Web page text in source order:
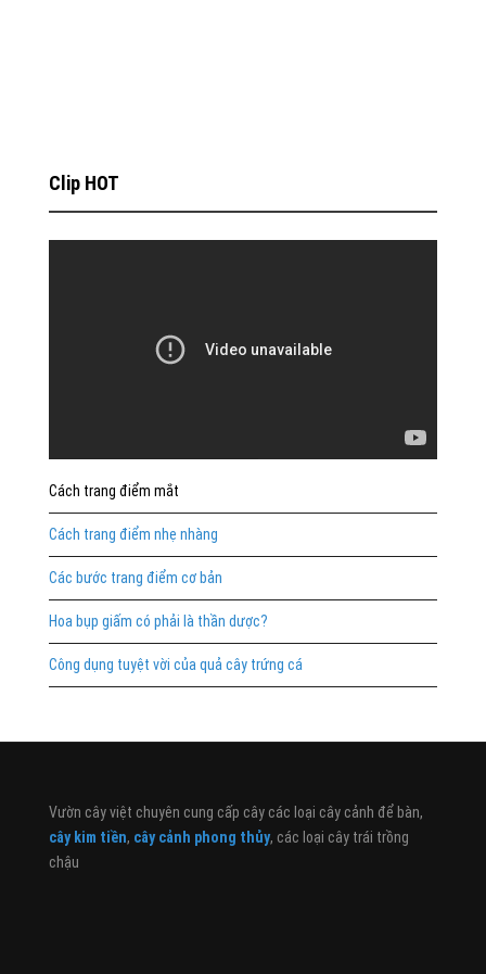
Clip HOT
Cách trang điểm mắt
Cách trang điểm nhẹ nhàng
Các bước trang điểm cơ bản
Hoa bụp giấm có phải là thần dược?
Công dụng tuyệt vời của quả cây trứng cá
Vườn cây việt chuyên cung cấp cây các loại cây cảnh để bàn,
cây kim tiền, cây cảnh phong thủy, các loại cây trái trồng
chậu